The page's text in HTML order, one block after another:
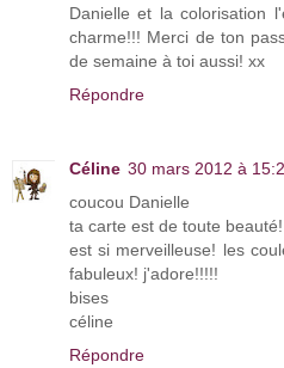
Danielle et la colorisation
charme!!! Merci de ton
de semaine à toi aussi! xx
Répondre
Céline 30 mars 2012 à
coucou Danielle
ta carte est de toute
est si merveilleuse! les
fabuleux! j'adore!!!!!
bises
céline
Répondre